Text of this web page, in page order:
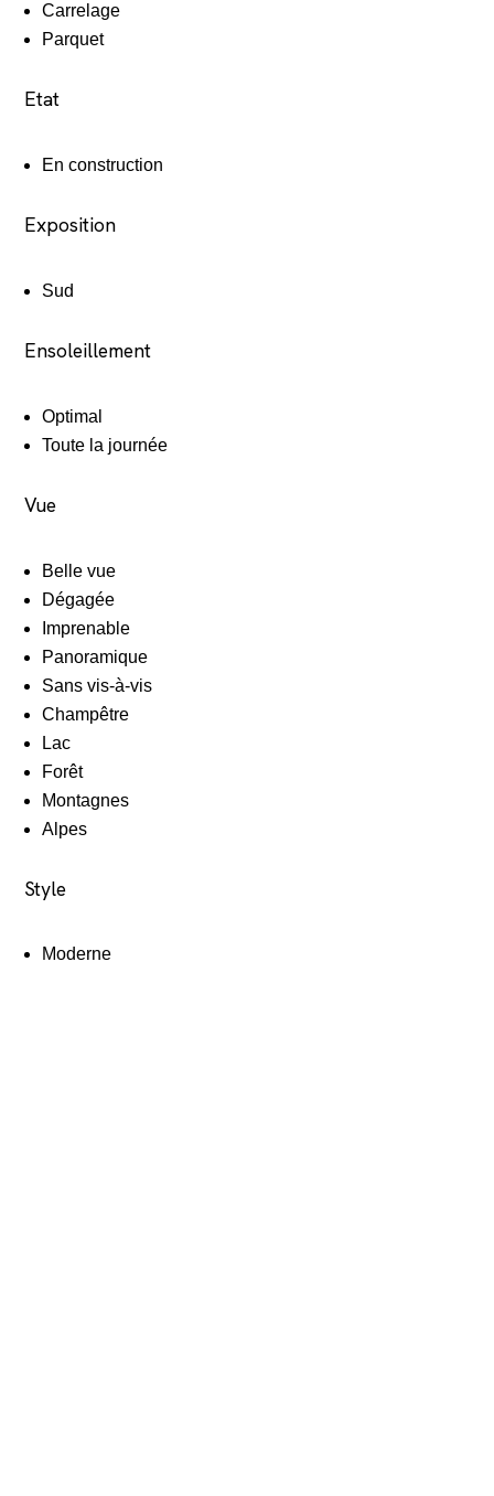
Carrelage
Parquet
Etat
En construction
Exposition
Sud
Ensoleillement
Optimal
Toute la journée
Vue
Belle vue
Dégagée
Imprenable
Panoramique
Sans vis-à-vis
Champêtre
Lac
Forêt
Montagnes
Alpes
Style
Moderne